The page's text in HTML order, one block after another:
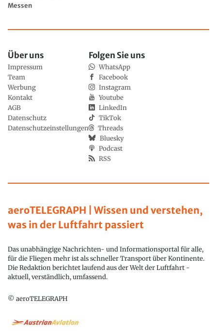
Messen
aeroTELEGRAPH | Wissen und verstehen,
was in der Luftfahrt passiert
Das unabhängige Nachrichten- und Informationsportal für alle,
für die Fliegen mehr ist als schneller Transport über Kontinente.
Die Redaktion berichtet laufend aus der Welt der Luftfahrt -
aktuell, verständlich, umfassend.
© aeroTELEGRAPH
Über uns
Impressum
Team
Werbung
Kontakt
AGB
Datenschutz
Datenschutzeinstellungen
Folgen Sie uns
WhatsApp
Facebook
Instagram
Youtube
LinkedIn
TikTok
Threads
Bluesky
Podcast
RSS